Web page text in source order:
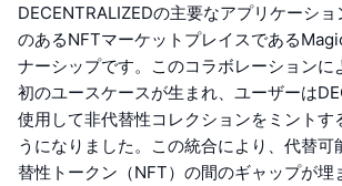
DECENTRALIZEDの主要なアプリケーシ
のあるNFTマーケットプレイスである
ナーシップです。このコラボレーションに
初のユースケースが生まれ、ユーザーは
使用して非代替性コレクションをミントす
うになりました。この統合により、代替可
替性トークン（NFT）の間のギャップが埋